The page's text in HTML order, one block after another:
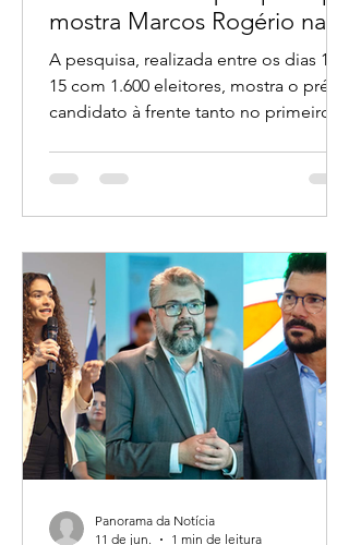
destacam nova pesquisa que
mostra Marcos Rogério na
liderança ao Governo de
Rondônia
A pesquisa, realizada entre os dias 14 e
15 com 1.600 eleitores, mostra o pré-
candidato à frente tanto no primeiro
turno quanto em todos os principais